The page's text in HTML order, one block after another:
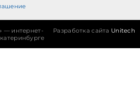
— интернет-
Разработка сайта Unitech